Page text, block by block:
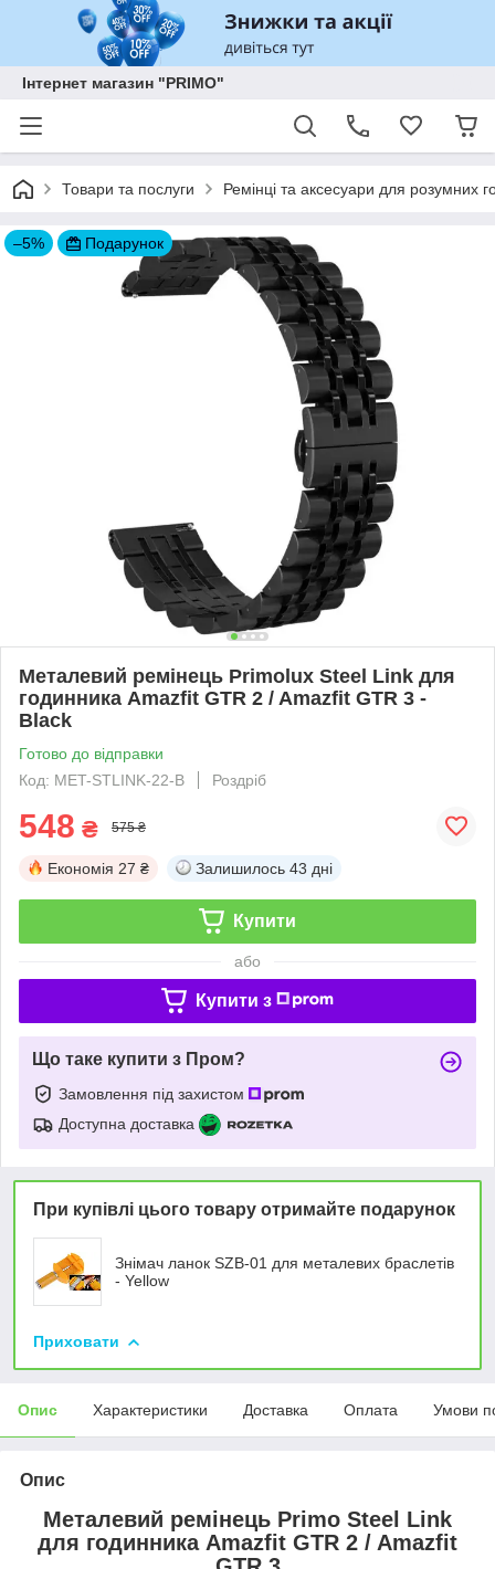
Інтернет магазин "PRIMO"
Товари та послуги Ремінці та аксесуари для розумних
–5% Подарунок
Металевий ремінець Primolux Steel Link для
годинника Amazfit GTR 2 / Amazfit GTR 3 -
Black
Готово до відправки
Код: MET-STLINK-22-B
Роздріб
548 ₴ 575 ₴
Економія 27 ₴ Залишилось 43 дні
Купити
або
Купити з
Що таке купити з Пром?
Замовлення під захистом
Доступна доставка
При купівлі цього товару отримайте подарунок
Знімач ланок SZB-01 для металевих браслетів
- Yellow
Приховати
Опис Характеристики Доставка Оплата Умови
Опис
Металевий ремінець Primo Steel Link
для годинника Amazfit GTR 2 / Amazfit